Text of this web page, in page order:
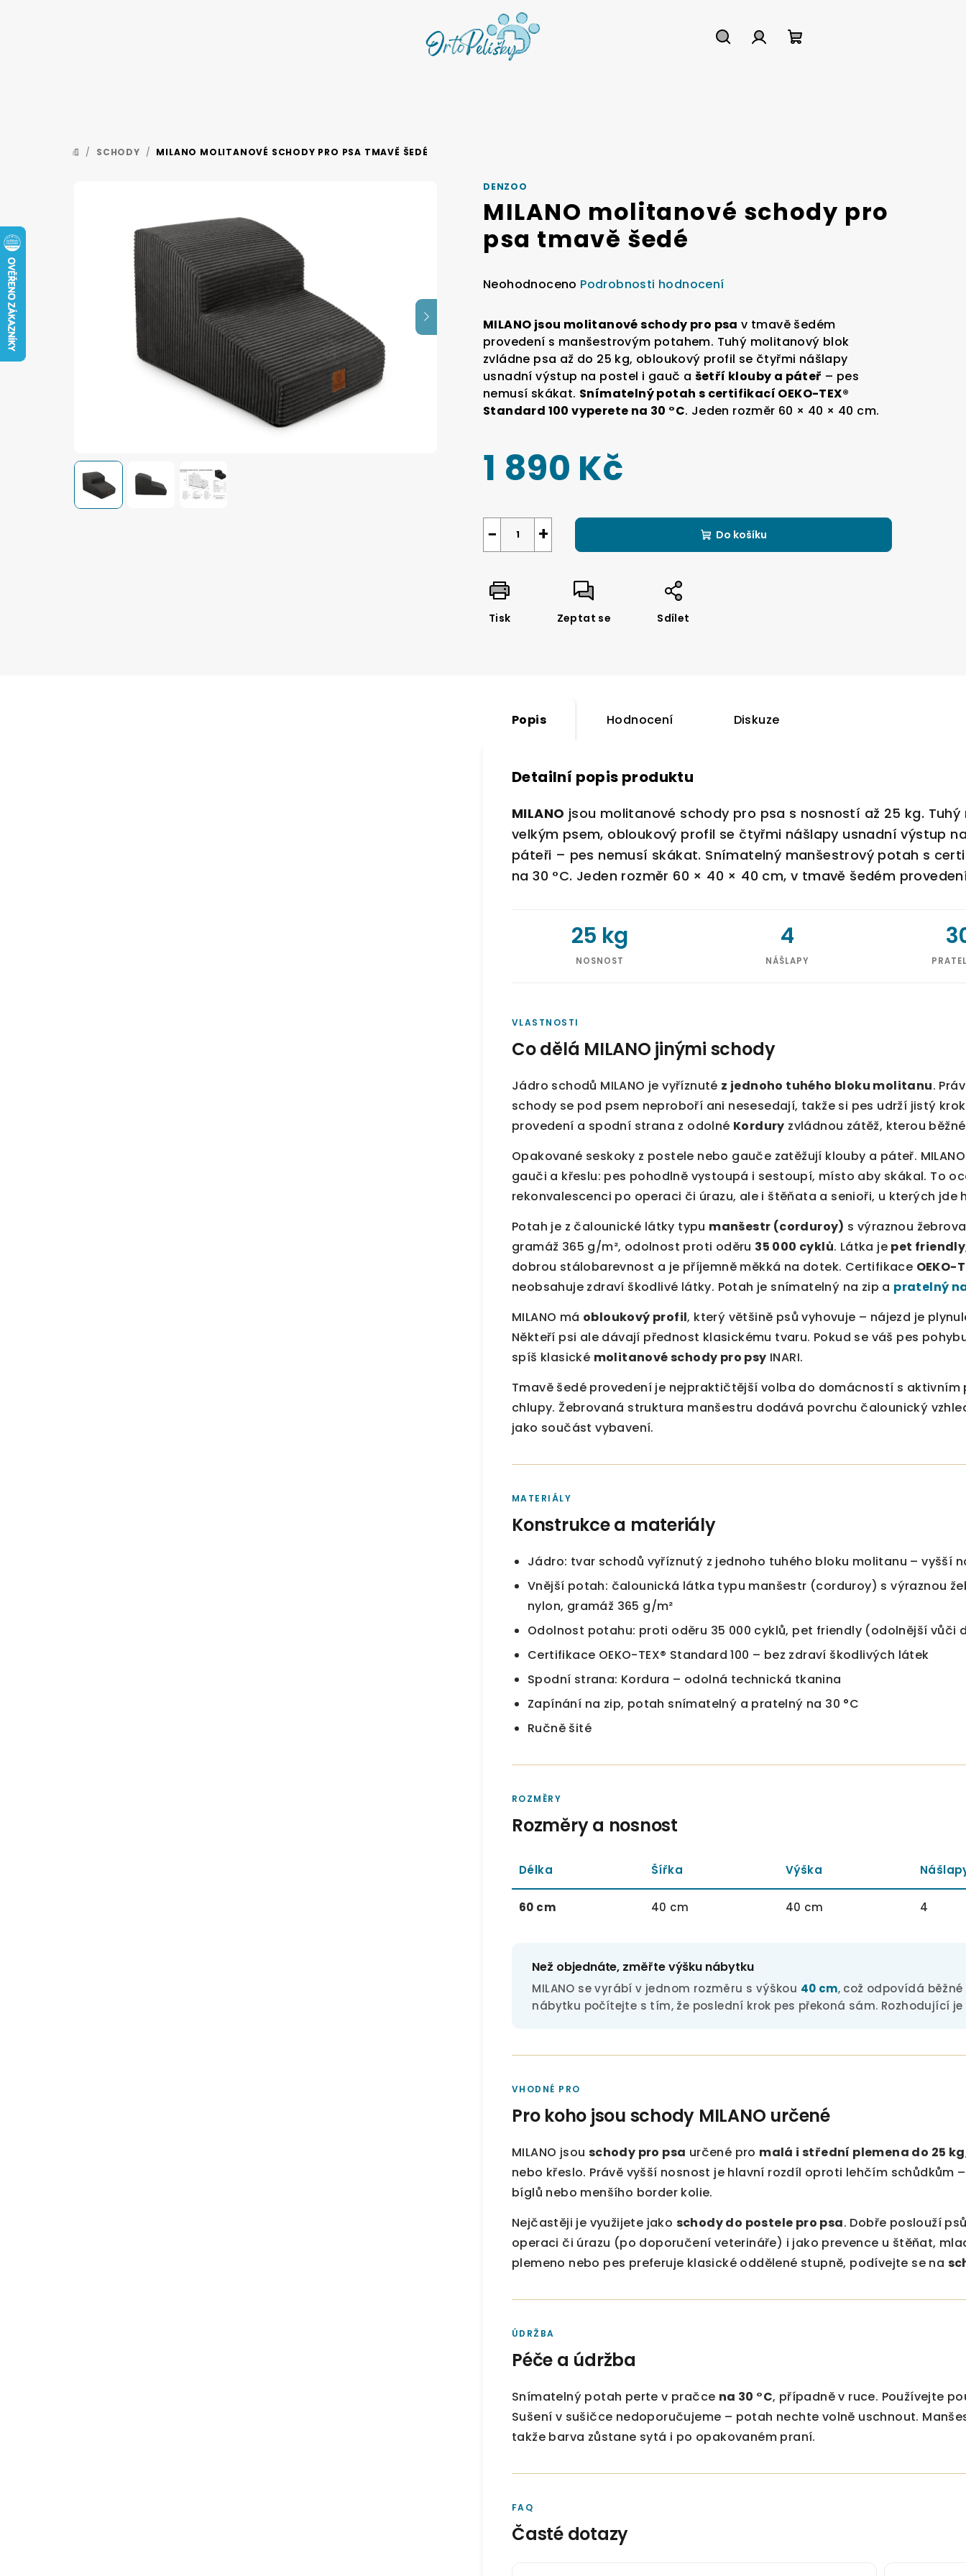
DOMŮ
/ SCHODY / MILANO MOLITANOVÉ SCHODY PRO PSA TMAVĚ ŠEDÉ
DENZOO
MILANO molitanové schody pro
psa tmavě šedé
Průměrné
produktu
je
0,0
z
5
hvězdiček.
Neohodnoceno Podrobnosti hodnocení
MILANO jsou molitanové schody pro psa v tmavě šedém
provedení s manšestrovým potahem. Tuhý molitanový blok
zvládne psa až do 25 kg, obloukový profil se čtyřmi nášlapy
usnadní výstup na postel i gauč a šetří klouby a páteř – pes
nemusí skákat. Snímatelný potah s certifikací OEKO-TEX®
Standard 100 vyperete na 30 °C. Jeden rozměr 60 × 40 × 40 cm.
1 890 Kč
cena:
+
− Do košíku
Tisk Zeptat se Sdílet
Popis Hodnocení Diskuze
Detailní popis produktu
MILANO jsou molitanové schody pro psa s nosností až 25 kg.
velkým psem, obloukový profil se čtyřmi nášlapy usnadní výstup
páteři – pes nemusí skákat. Snímatelný manšestrový potah s
na 30 °C. Jeden rozměr 60 × 40 × 40 cm, v tmavě šedém
25 kg
NOSNOST
4
NÁŠLAPY
VLASTNOSTI
Co dělá MILANO jinými schody
Jádro schodů MILANO je vyříznuté z jednoho tuhého bloku molitanu.
schody se pod psem neproboří ani nesesedají, takže si pes udrží jistý
provedení a spodní strana z odolné Kordury zvládnou zátěž, kterou
Opakované seskoky z postele nebo gauče zatěžují klouby a páteř.
gauči a křeslu: pes pohodlně vystoupá i sestoupí, místo aby skákal. To
rekonvalescenci po operaci či úrazu, ale i štěňata a senioři, u kterých jde
Potah je z čalounické látky typu manšestr (corduroy) s výraznou
gramáž 365 g/m², odolnost proti oděru 35 000 cyklů. Látka je pet friendly
dobrou stálobarevnost a je příjemně měkká na dotek. Certifikace OEKO-
neobsahuje zdraví škodlivé látky. Potah je snímatelný na zip a pratelný
MILANO má obloukový profil, který většině psů vyhovuje – nájezd je
Někteří psi ale dávají přednost klasickému tvaru. Pokud se váš pes
spíš klasické molitanové schody pro psy INARI.
Tmavě šedé provedení je nejpraktičtější volba do domácností s
chlupy. Žebrovaná struktura manšestru dodává povrchu čalounický
jako součást vybavení.
MATERIÁLY
Konstrukce a materiály
Jádro: tvar schodů vyříznutý z jednoho tuhého bloku molitanu – vyšší
Vnější potah: čalounická látka typu manšestr (corduroy) s výraznou
nylon, gramáž 365 g/m²
Odolnost potahu: proti oděru 35 000 cyklů, pet friendly (odolnější
Certifikace OEKO-TEX® Standard 100 – bez zdraví škodlivých látek
Spodní strana: Kordura – odolná technická tkanina
Zapínání na zip, potah snímatelný a pratelný na 30 °C
Ručně šité
ROZMĚRY
Rozměry a nosnost
Délka Šířka Výška
60 cm 40 cm 40 cm 4
Než objednáte, změřte výšku nábytku
MILANO se vyrábí v jednom rozměru s výškou 40 cm, což odpovídá
nábytku počítejte s tím, že poslední krok pes překoná sám. Rozhodující
VHODNÉ PRO
Pro koho jsou schody MILANO určené
MILANO jsou schody pro psa určené pro malá i střední plemena do 25 kg
nebo křeslo. Právě vyšší nosnost je hlavní rozdíl oproti lehčím schůdkům
bíglů nebo menšího border kolie.
Nejčastěji je využijete jako schody do postele pro psa. Dobře poslouží
operaci či úrazu (po doporučení veterináře) i jako prevence u štěňat,
plemeno nebo pes preferuje klasické oddělené stupně, podívejte se na
ÚDRŽBA
Péče a údržba
Snímatelný potah perte v pračce na 30 °C, případně v ruce. Používejte
Sušení v sušičce nedoporučujeme – potah nechte volně uschnout.
takže barva zůstane sytá i po opakovaném praní.
FAQ
Časté dotazy